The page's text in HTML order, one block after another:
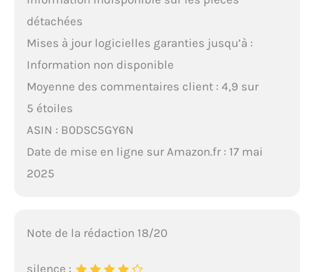
détachées
Mises à jour logicielles garanties jusqu’à :
Information non disponible
Moyenne des commentaires client : 4,9 sur
5 étoiles
ASIN : B0DSC5GY6N
Date de mise en ligne sur Amazon.fr : 17 mai
2025
Note de la rédaction 18/20
silence :